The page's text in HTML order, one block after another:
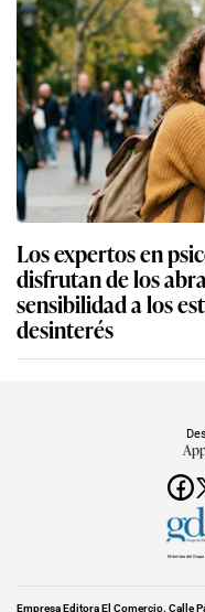
Los expertos en
disfrutan de los
sensibilidad a los
desinterés
Miembro del
Empresa Editora El Comercio. Calle